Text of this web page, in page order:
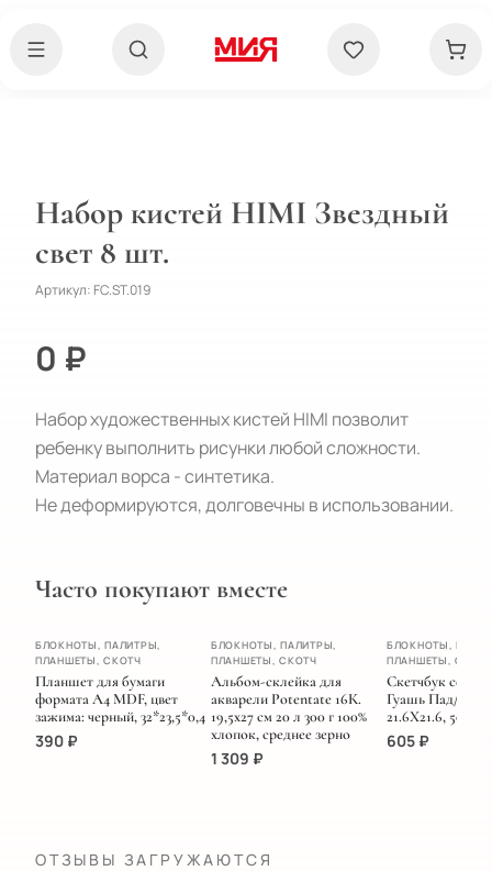
Набор кистей HIMI Звездный
свет 8 шт.
Артикул: FC.ST.019
0 ₽
Набор художественных кистей HIMI позволит
ребенку выполнить рисунки любой сложности.
Материал ворса - синтетика.
Не деформируются, долговечны в использовании.
Часто покупают вместе
ХИТ
НОВИНКА
БЛОКНОТЫ, ПАЛИТРЫ,
ПЛАНШЕТЫ, СКОТЧ
Планшет для бумаги
формата А4 MDF, цвет
зажима: черный, 32*23,5*0,4
390 ₽
БЛОКНОТЫ, ПАЛИТРЫ,
ПЛАНШЕТЫ, СКОТЧ
Альбом-склейка для
акварели Potentate 16К.
19,5х27 см 20 л 300 г 100%
хлопок, среднее зерно
1 309 ₽
БЛОКНОТЫ,
ПЛАНШЕТЫ, СКОТЧ
Скетчбук серии
Гуашь Пад/
21.6Х21.6, 50
605 ₽
ОТЗЫВЫ ЗАГРУЖАЮТСЯ